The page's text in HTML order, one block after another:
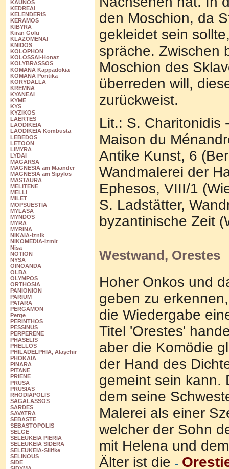
KAUNOS
KEDREAI
KELENDERIS
KERAMOS
KIBYRA
Kıran Gölü
KLAZOMENAI
KNIDOS
KOLOPHON
KOLOSSAI-Honaz
KOLYBRASSOS
KOMANA Kappadokia
KOMANA Pontika
KORYDALLA
KREMNA
KYANEAI
KYME
KYS
KYZIKOS
LAERTES
LAODIKEIA
LAODIKEIA Kombusta
LEBEDOS
LETOON
LIMYRA
LYDAI
MAGARSA
MAGNESIA am Mäander
MAGNESIA am Sipylos
MASTAURA
MELITENE
MELLI
MILET
MOPSUESTIA
MYLASA
MYNDOS
MYRA
MYRINA
NIKAIA-Iznik
NIKOMEDIA-Izmit
Nisa
NOTION
NYSA
OINOANDA
OLBA
OLYMPOS
ORTHOSIA
PANIONION
PARIUM
PATARA
PERGAMON
Perge
PERINTHOS
PESSINUS
PERPERENE
PHASELIS
PHELLOS
PHILADELPHIA, Alaşehir
PHOKAIA
PINARA
PITANE
PRIENE
PRUSA
PRUSIAS
RHODIAPOLIS
SAGALASSOS
SARDES
SAVATRA
SEBASTE
SEBASTOPOLIS
SELGE
SELEUKEIA PIERIA
SELEUKEIA SIDERA
SELEUKEIA-Silifke
SELINOUS
SIDE
den Moschion, da
gekleidet sein
spräche. Zwischen
Moschion des
überreden will,
zurückweist.
Lit.: S. Charitonidis
Maison du
Antike Kunst, 6
Wandmalerei der
Ephesos, VIII/1
S. Ladstätter,
byzantinische Zeit
Westwand, Orestes
Hoher Onkos und
geben zu
die Wiedergabe
Titel 'Orestes'
aber die Komödie
der Hand des
gemeint sein kann.
dem seine
Malerei als einer
welcher der Sohn
mit Helena und
Älter ist die